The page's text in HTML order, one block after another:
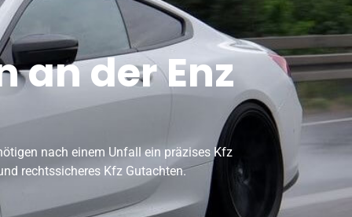
an der Enz
nach einem Unfall ein präzises Kfz
rechtssicheres Kfz Gutachten.